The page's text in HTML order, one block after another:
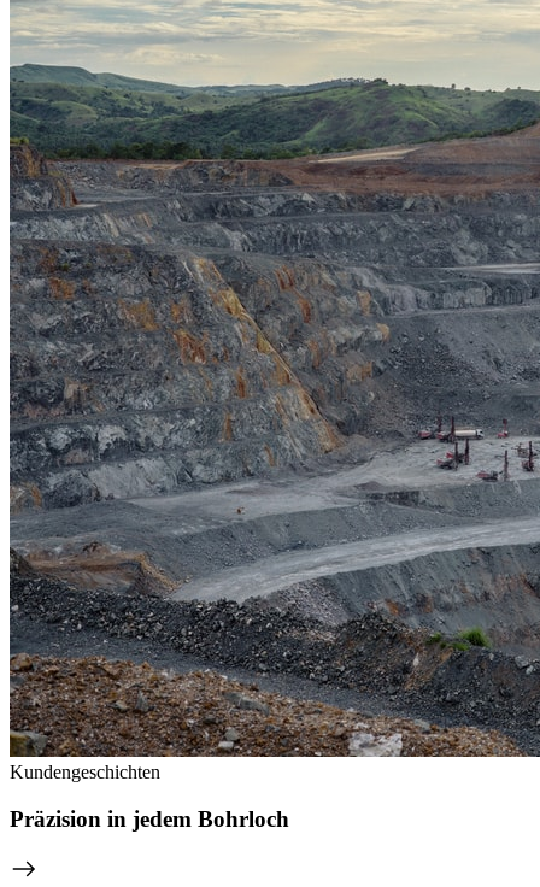
Kundengeschichten
Präzision in jedem Bohrloch